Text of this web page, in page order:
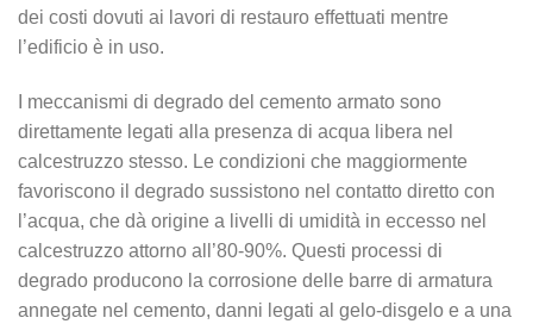
dei costi dovuti ai lavori di restauro effettuati mentre
l’edificio è in uso.
I meccanismi di degrado del cemento armato sono
direttamente legati alla presenza di acqua libera nel
calcestruzzo stesso. Le condizioni che maggiormente
favoriscono il degrado sussistono nel contatto diretto con
l’acqua, che dà origine a livelli di umidità in eccesso nel
calcestruzzo attorno all’80-90%. Questi processi di
degrado producono la corrosione delle barre di armatura
annegate nel cemento, danni legati al gelo-disgelo e a una